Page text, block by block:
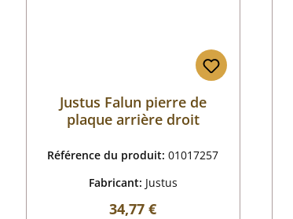
Justus Falun pierre de
plaque arrière droit
Référence du produit:01017257
Fabricant: Justus
Prix régulier :
34,77 €